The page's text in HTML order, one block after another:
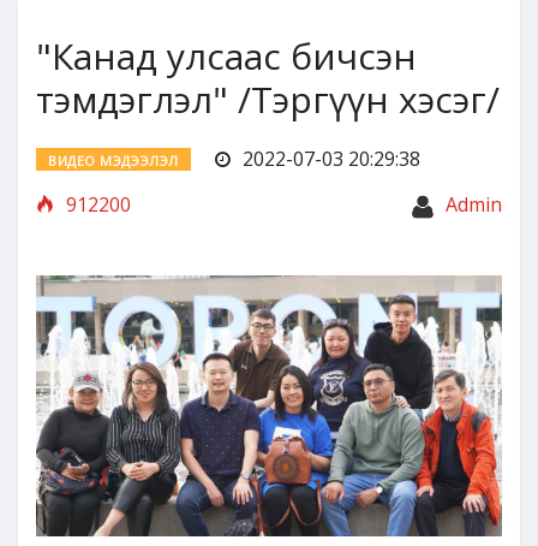
"Канад улсаас бичсэн
тэмдэглэл" /Тэргүүн хэсэг/
ВИДЕО МЭДЭЭЛЭЛ
2022-07-03 20:29:38
912200
Admin